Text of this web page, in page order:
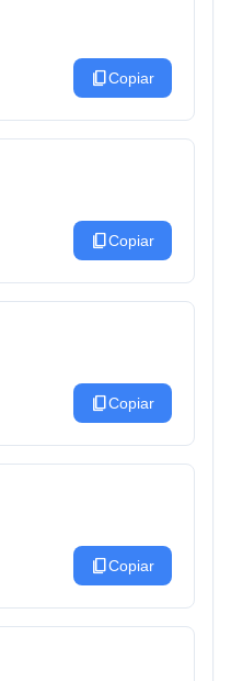
content_copyCopiar
content_copyCopiar
content_copyCopiar
content_copyCopiar